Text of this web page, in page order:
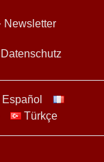
Newsletter
Datenschutz
Español
Türkçe